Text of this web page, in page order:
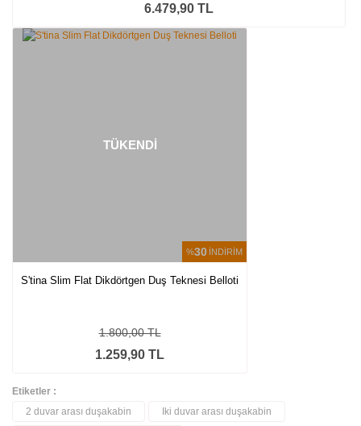
6.479,90 TL
%30 İNDİRİM
TÜKENDİ
S'tina Slim Flat Dikdörtgen Duş Teknesi Belloti
1.259,90 TL
1.800,00 TL
Etiketler :
2 duvar arası duşakabin
Iki duvar arası duşakabin